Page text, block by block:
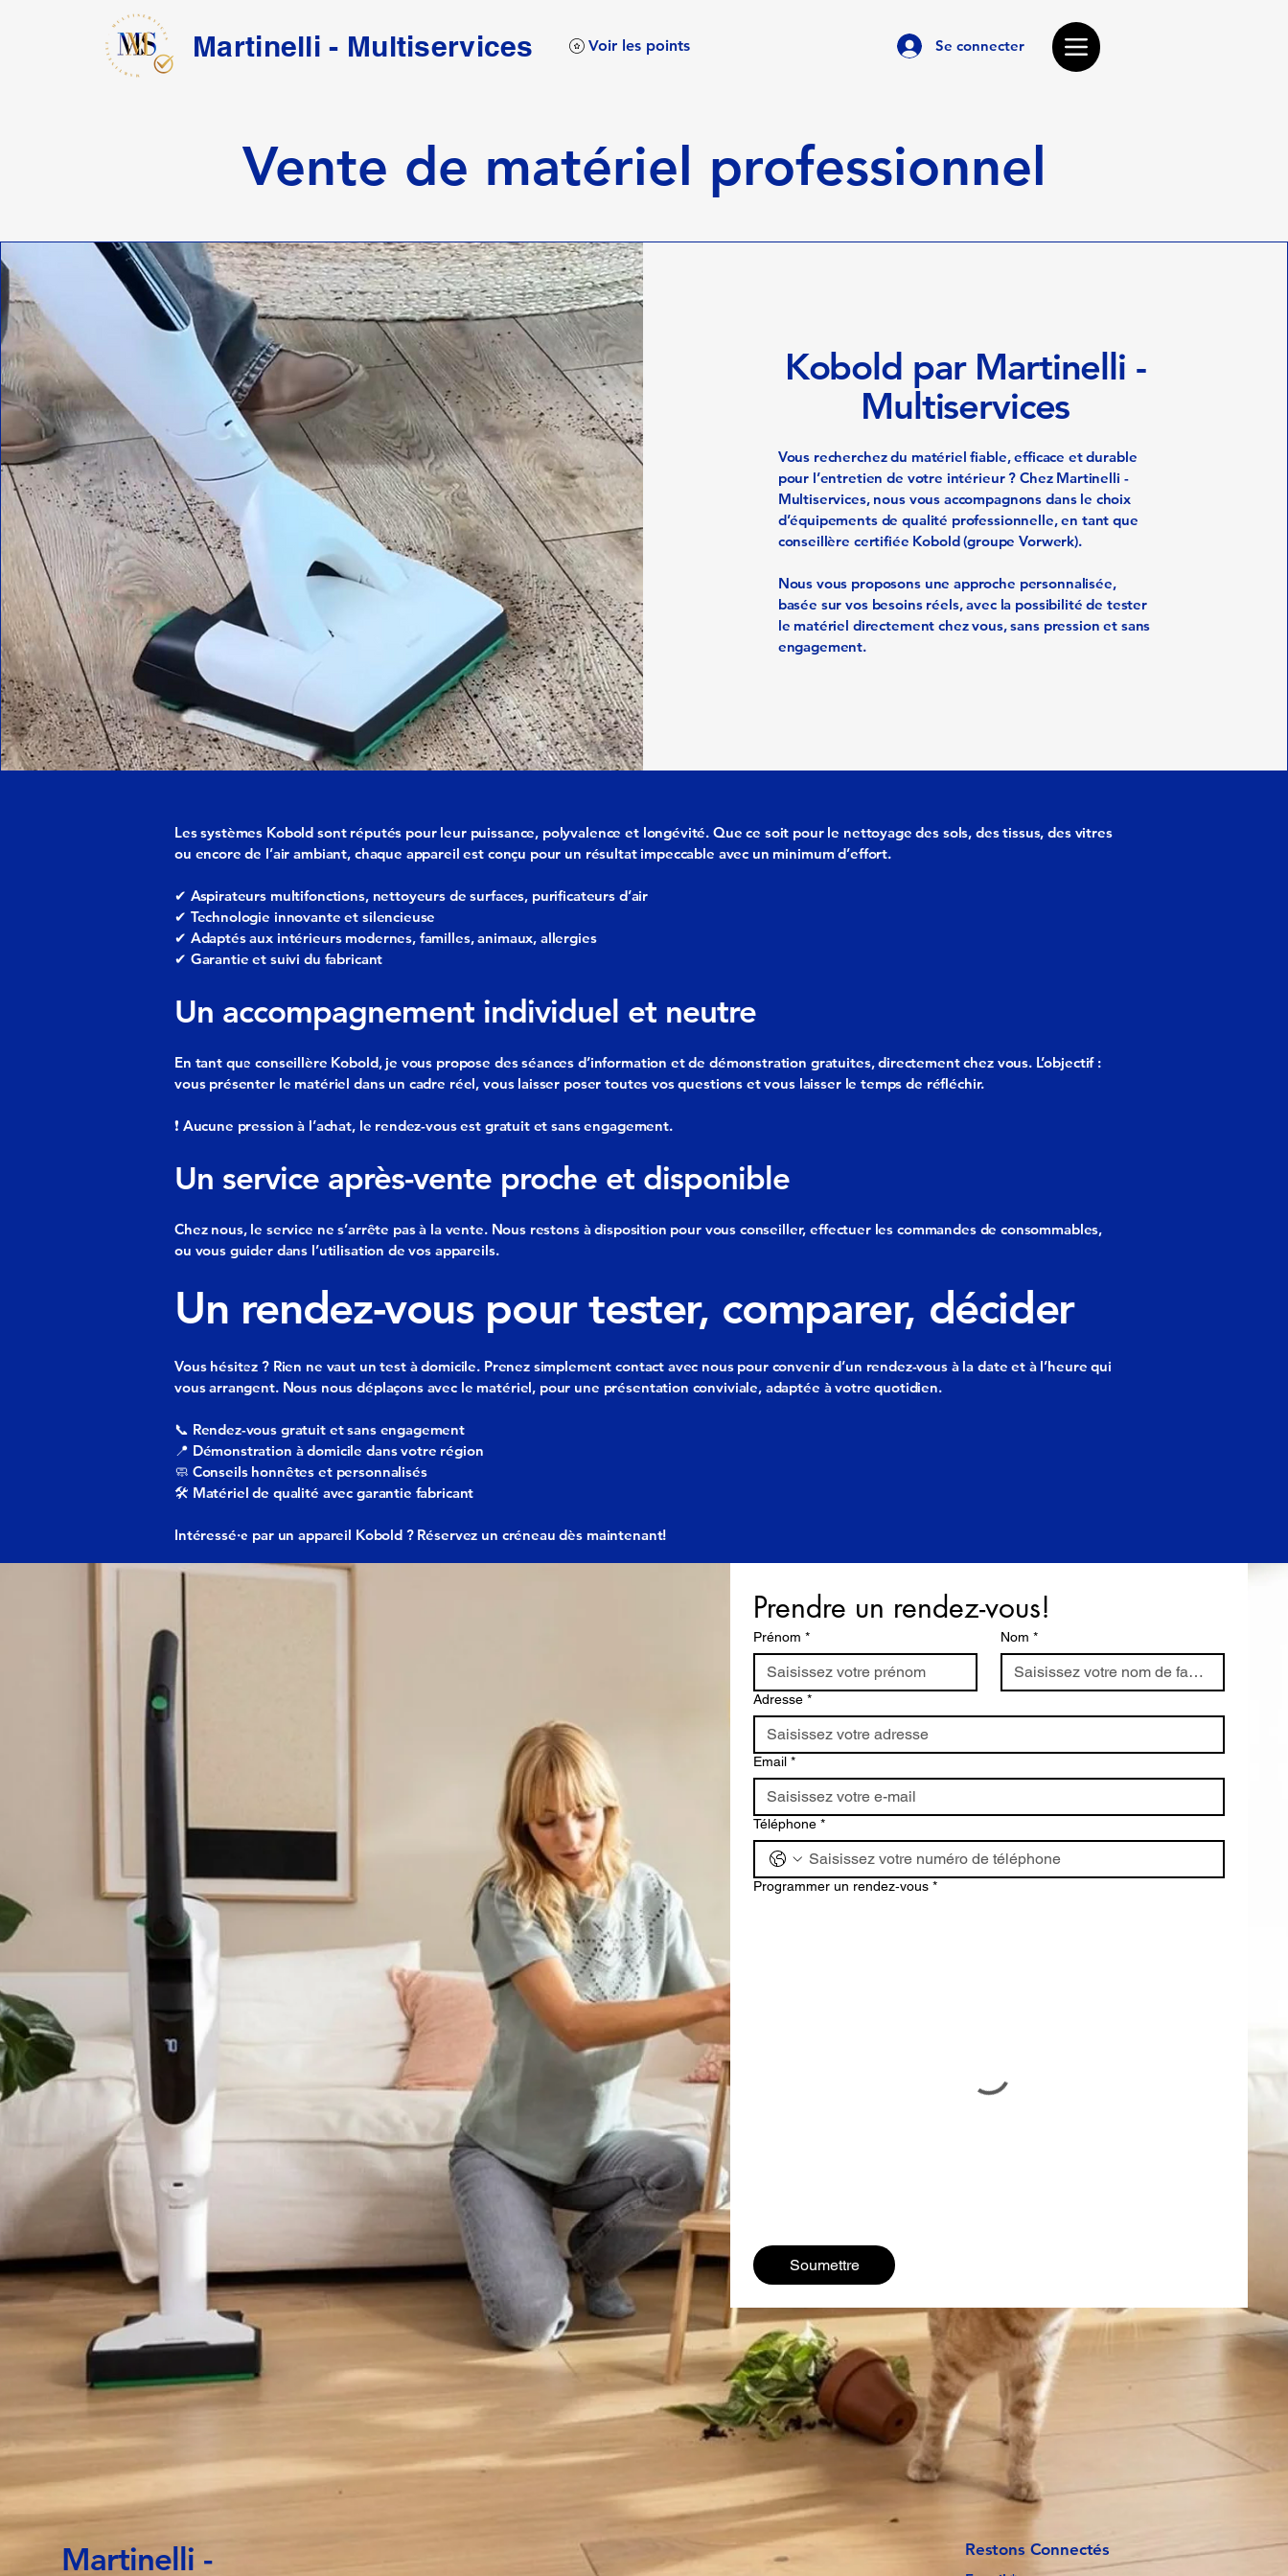
Martinelli - Multiservices Voir les points Se connecter
Vente de matériel professionnel
Kobold par Martinelli -
Multiservices
Vous recherchez du matériel fiable, efficace et durable
pour l’entretien de votre intérieur ? Chez Martinelli -
Multiservices, nous vous accompagnons dans le choix
d’équipements de qualité professionnelle, en tant que
conseillère certifiée Kobold (groupe Vorwerk).
Nous vous proposons une approche personnalisée,
basée sur vos besoins réels, avec la possibilité de tester
le matériel directement chez vous, sans pression et sans
engagement.
Les systèmes Kobold sont réputés pour leur puissance, polyvalence et longévité. Que ce soit pour le nettoyage des sols, des tissus, des vitres
ou encore de l’air ambiant, chaque appareil est conçu pour un résultat impeccable avec un minimum d’effort.
✔ Aspirateurs multifonctions, nettoyeurs de surfaces, purificateurs d’air
✔ Technologie innovante et silencieuse
✔ Adaptés aux intérieurs modernes, familles, animaux, allergies
✔ Garantie et suivi du fabricant
Un accompagnement individuel et neutre
En tant que conseillère Kobold, je vous propose des séances d’information et de démonstration gratuites, directement chez vous. L’objectif :
vous présenter le matériel dans un cadre réel, vous laisser poser toutes vos questions et vous laisser le temps de réfléchir.
❗ Aucune pression à l’achat, le rendez-vous est gratuit et sans engagement.
Un service après-vente proche et disponible
Chez nous, le service ne s’arrête pas à la vente. Nous restons à disposition pour vous conseiller, effectuer les commandes de consommables,
ou vous guider dans l’utilisation de vos appareils.
Un rendez-vous pour tester, comparer, décider
Vous hésitez ? Rien ne vaut un test à domicile. Prenez simplement contact avec nous pour convenir d’un rendez-vous à la date et à l’heure qui
vous arrangent. Nous nous déplaçons avec le matériel, pour une présentation conviviale, adaptée à votre quotidien.
📞 Rendez-vous gratuit et sans engagement
📍 Démonstration à domicile dans votre région
🧼 Conseils honnêtes et personnalisés
🛠️ Matériel de qualité avec garantie fabricant
Intéressé·e par un appareil Kobold ? Réservez un créneau dès maintenant!
Prendre un rendez-vous!
Prénom * Nom *
Adresse *
Email *
Téléphone *
Programmer un rendez‑vous *
Soumettre
Martinelli - Restons Connectés